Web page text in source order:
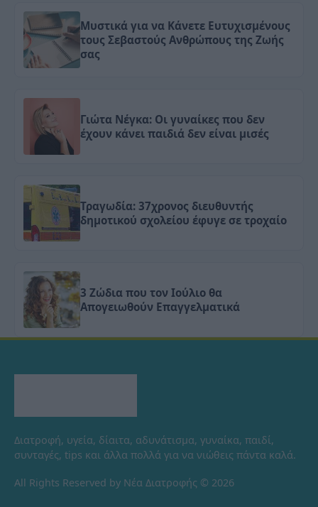
Μυστικά για να Κάνετε Ευτυχισμένους
τους Σεβαστούς Ανθρώπους της Ζωής
σας
Γιώτα Νέγκα: Οι γυναίκες που δεν
έχουν κάνει παιδιά δεν είναι μισές
Τραγωδία: 37χρονος διευθυντής
δημοτικού σχολείου έφυγε σε τροχαίο
3 Ζώδια που τον Ιούλιο θα
Απογειωθούν Επαγγελματικά
Διατροφή, υγεία, δίαιτα, αδυνάτισμα, γυναίκα, παιδί,
συνταγές, tips και άλλα πολλά για να νιώθεις πάντα καλά.
All Rights Reserved by Νέα Διατροφής © 2026